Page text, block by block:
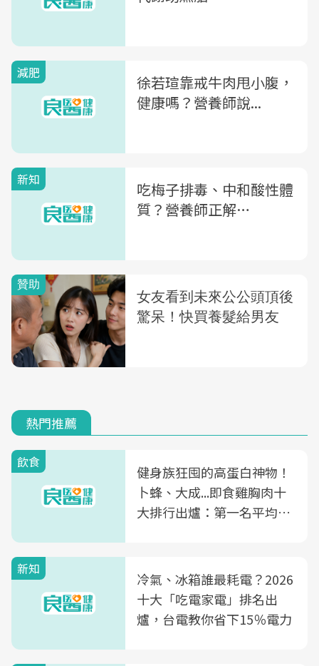
減肥
徐若瑄靠戒牛肉甩小腹，
健康嗎？營養師說...
新知
吃梅子排毒、中和酸性體
質？營養師正解…
熱門推薦
飲食
健身族狂囤的高蛋白神物！
卜蜂、大成...即食雞胸肉十
大排行出爐：第一名平均一
新知
冷氣、冰箱誰最耗電？2026
十大「吃電家電」排名出
爐，台電教你省下15％電力